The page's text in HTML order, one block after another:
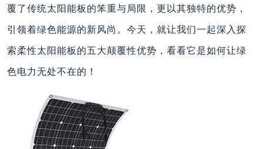
覆了传统太阳能板的笨重与局限，更以其独特的优势，
引领着绿色能源的新风尚。今天，就让我们一起深入探
索柔性太阳能板的五大颠覆性优势，看看它是如何让绿
色电力无处不在的！